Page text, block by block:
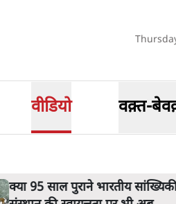
वीडियो वक़्त-
क्या 95 साल पुराने भारतीय